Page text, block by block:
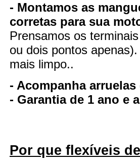
- Montamos as
corretas para sua
Prensamos os
ou dois pontos
mais limpo..
- Acompanha arruelas
- Garantia de 1 ano e
Por que flexíveis